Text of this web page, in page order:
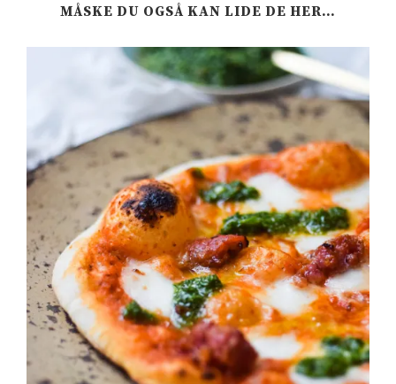
MÅSKE DU OGSÅ KAN LIDE DE HER…